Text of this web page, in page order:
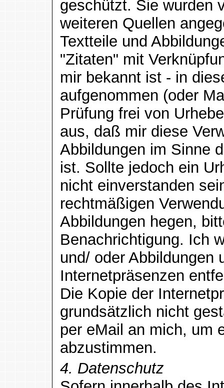
geschützt. Sie wurden
weiteren Quellen
Textteile und
"Zitaten" mit
mir bekannt ist - in
aufgenommen (oder
Prüfung frei von
aus, daß mir diese
Abbildungen im Sinne
ist. Sollte jedoch ein
nicht einverstanden
rechtmäßigen
Abbildungen hegen,
Benachrichtigung. Ich
und/ oder Abbildungen
Internetpräsenzen
Die Kopie der
grundsätzlich nicht
per eMail an mich, um
abzustimmen.
4. Datenschutz